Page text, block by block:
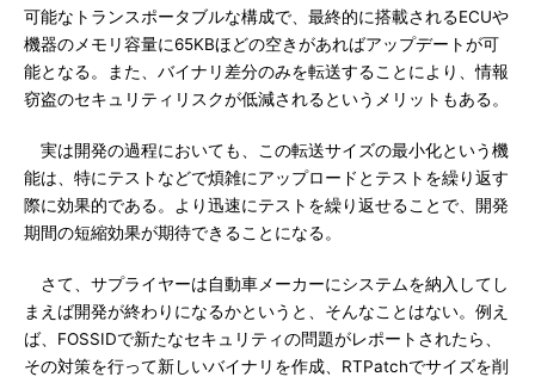
可能なトランスポータブルな構成で、最終的に搭載されるECUや
機器のメモリ容量に65KBほどの空きがあればアップデートが可
能となる。また、バイナリ差分のみを転送することにより、情報
窃盗のセキュリティリスクが低減されるというメリットもある。
実は開発の過程においても、この転送サイズの最小化という機
能は、特にテストなどで煩雑にアップロードとテストを繰り返す
際に効果的である。より迅速にテストを繰り返せることで、開発
期間の短縮効果が期待できることになる。
さて、サプライヤーは自動車メーカーにシステムを納入してし
まえば開発が終わりになるかというと、そんなことはない。例え
ば、FOSSIDで新たなセキュリティの問題がレポートされたら、
その対策を行って新しいバイナリを作成、RTPatchでサイズを削